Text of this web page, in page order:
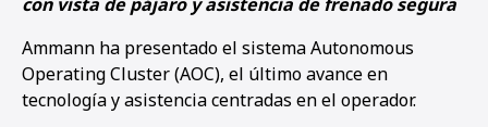
Ammann ha presentado el sistema Autonomous
Operating Cluster (AOC), el último avance en
tecnología y asistencia centradas en el operador.